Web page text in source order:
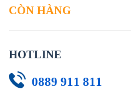
CÒN HÀNG
HOTLINE
0889 911 811